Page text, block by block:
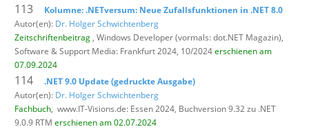
113
Kolumne: .NETversum: Neue Zufallsfunktionen in .NET 8.0
Autor(en): Dr. Holger Schwichtenberg
Zeitschriftenbeitrag , Windows Developer (vormals: dot.NET Magazin),
Software & Support Media: Frankfurt 2024, 10/2024erschienen am
07.09.2024
114
.NET 9.0 Update (gedruckte Ausgabe)
Autor(en): Dr. Holger Schwichtenberg
Fachbuch, www.IT-Visions.de: Essen 2024, Buchversion 9.32 zu .NET
9.0.9 RTM erschienen am 02.07.2024